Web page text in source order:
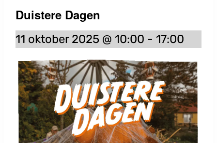
Duistere Dagen
11 oktober 2025 @ 10:00 - 17:00